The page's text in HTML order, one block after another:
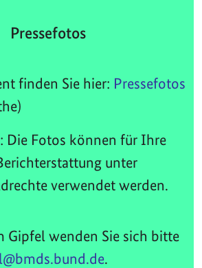
Pressefotos
finden Sie hier: Pressefotos
Die Fotos können für Ihre
unter
verwendet werden.
Gipfel wenden Sie sich bitte
.